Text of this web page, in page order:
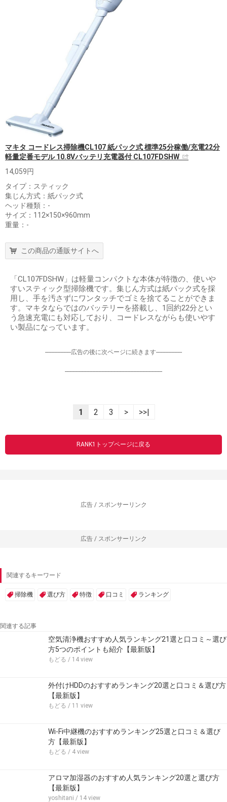
マキタ コードレス掃除機CL107 紙パック式 標準25分稼働/充電22分
軽量定番モデル 10.8Vバッテリ充電器付 CL107FDSHW
14,059円
タイプ：スティック
集じん方式：紙パック式
ヘッド種類：-
サイズ：112×150×960mm
重量：-
この商品の通販サイトへ
「CL107FDSHW」は軽量コンパクトな本体が特徴の、使いや
すいスティック型掃除機です。集じん方式は紙パック式を採
用し、手を汚さずにワンタッチでゴミを捨てることができま
す。マキタならではのバッテリーを搭載し、1回約22分とい
う急速充電にも対応しており、コードレスながらも使いやす
い製品になっています。
-----------------広告の後に次ページに続きます-----------------
----------------------------------------------------------------
1 2 3 > >>|
RANK1トップページに戻る
広告 / スポンサーリンク
広告 / スポンサーリンク
関連するキーワード
掃除機 選び方 特徴 口コミ ランキング
関連する記事
空気清浄機おすすめ人気ランキング21選と口コミ～選び
方5つのポイントも紹介【最新版】
もどる / 14 view
外付けHDDのおすすめランキング20選と口コミ＆選び方
【最新版】
もどる / 11 view
Wi-Fi中継機のおすすめランキング25選と口コミ＆選び
方【最新版】
もどる / 4 view
アロマ加湿器のおすすめ人気ランキング20選と選び方
【最新版】
yoshitani / 14 view